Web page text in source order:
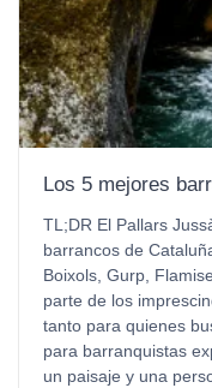
Los 5 mejores
TL;DR El Pallars
barrancos de
Boixols, Gurp,
parte de los
tanto para quienes
para barranquistas
un paisaje y una